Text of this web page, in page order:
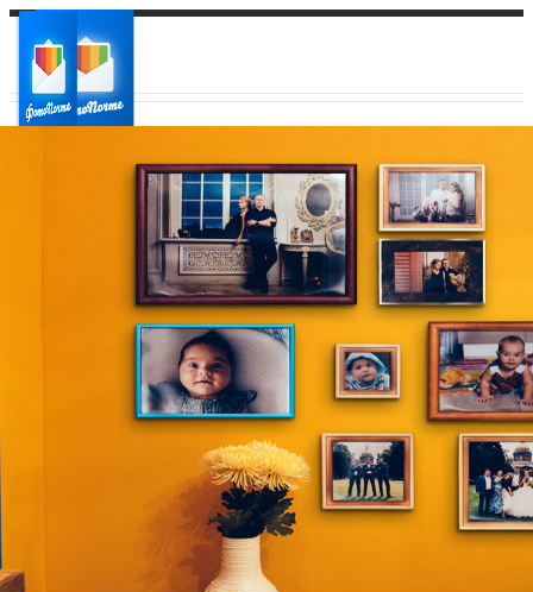
Ваш регион доставки
Выберите из списка: